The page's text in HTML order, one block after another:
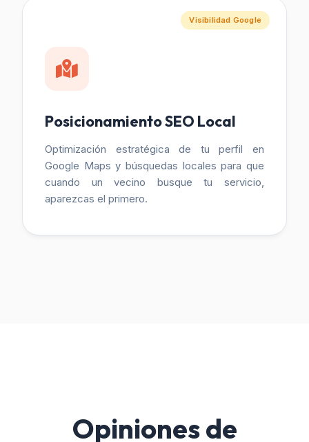
Visibilidad Google
Posicionamiento SEO Local
Optimización estratégica de tu perfil en
Google Maps y búsquedas locales para que
cuando un vecino busque tu servicio,
aparezcas el primero.
Opiniones de